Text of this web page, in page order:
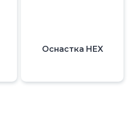
Оснастка HEX